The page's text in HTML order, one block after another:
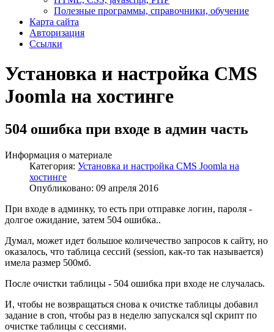
Полезные программы, справочники, обучение
Карта сайта
Авторизация
Ссылки
Установка и настройка CMS
Joomla на хостинге
504 ошибка при входе в админ часть
Информация о материале
Категория: Установка и настройка CMS Joomla на
хостинге
Опубликовано: 09 апреля 2016
При входе в админку, то есть при отправке логин, пароля -
долгое ожидание, затем 504 ошибка..
Думал, может идет большое количечество запросов к сайту, но
оказалось, что таблица сессий (session, как-то так называется)
имела размер 500мб.
После очистки таблицы - 504 ошибка при входе не случалась.
И, чтобы не возвращаться снова к очистке таблицы добавил
задание в cron, чтобы раз в неделю запускался sql скрипт по
очистке таблицы с сессиями.